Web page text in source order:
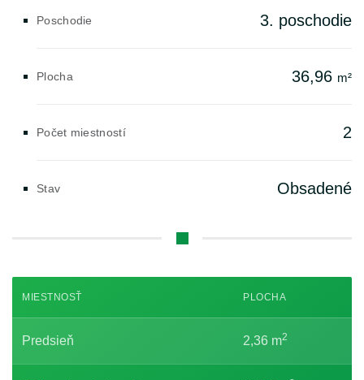
Poschodie 3. poschodie
Plocha 36,96 m²
Počet miestností 2
Stav Obsadené
MIESTNOSŤ PLOCHA
Predsieň 2,36 m2